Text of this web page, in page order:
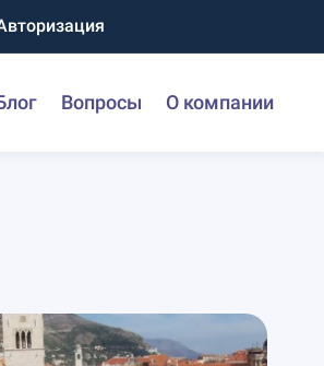
Вопросы О компании